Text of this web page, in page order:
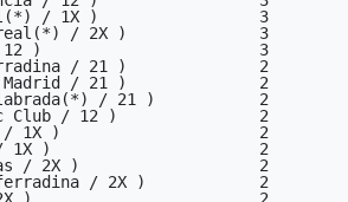
/ 1X )                 3
/ 2X )              3
/ 12 )                       3
/ 21 )              2
Madrid / 21 )              2
/ 21 )           2
Club / 12 )               2
/ 1X )                     2
/ 1X )                      2
/ 2X )                   2
/ 2X )            2